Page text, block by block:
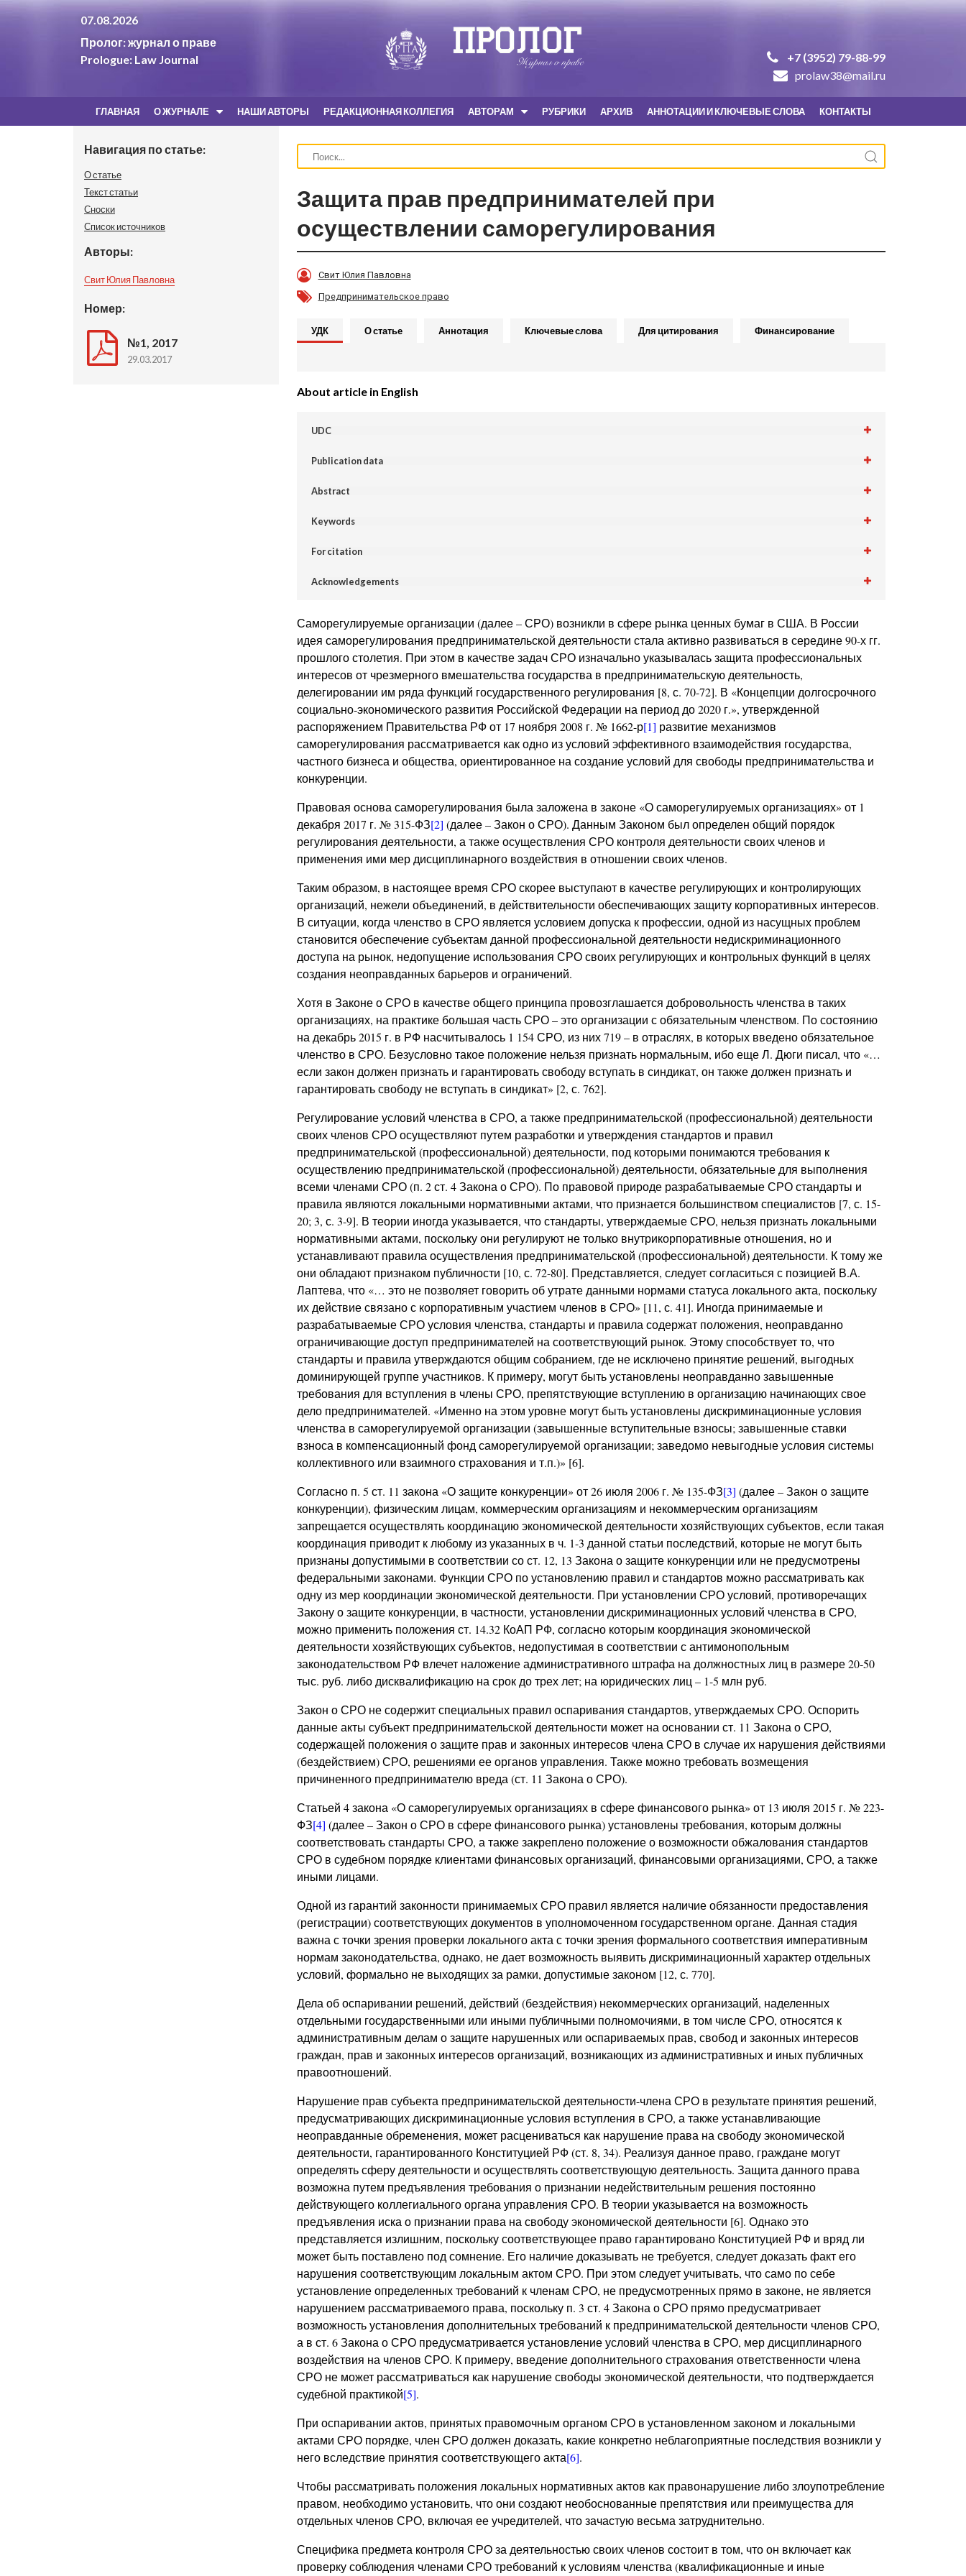
07.08.2026
Пролог: журнал о праве
Prologue: Law Journal
+7 (3952) 79-88-99
prolaw38@mail.ru
ГЛАВНАЯ О ЖУРНАЛЕ НАШИ АВТОРЫ РЕДАКЦИОННАЯ КОЛЛЕГИЯ АВТОРАМ РУБРИКИ АРХИВ АННОТАЦИИ И КЛЮЧЕВЫЕ СЛОВА КОНТАКТЫ
Навигация по статье:
О статье
Текст статьи
Сноски
Список источников
Авторы:
Свит Юлия Павловна
Номер:
№1, 2017
29.03.2017
Защита прав предпринимателей при
осуществлении саморегулирования
Свит Юлия Павловна
Предпринимательское право
УДК О статье Аннотация Ключевые слова Для цитирования Финансирование
About article in English
UDC
Publication data
Abstract
Keywords
For citation
Acknowledgements
Саморегулируемые организации (далее – СРО) возникли в сфере рынка ценных бумаг в США. В России
идея саморегулирования предпринимательской деятельности стала активно развиваться в середине 90-х гг.
прошлого столетия. При этом в качестве задач СРО изначально указывалась защита профессиональных
интересов от чрезмерного вмешательства государства в предпринимательскую деятельность,
делегировании им ряда функций государственного регулирования [8, с. 70-72]. В «Концепции долгосрочного
социально-экономического развития Российской Федерации на период до 2020 г.», утвержденной
распоряжением Правительства РФ от 17 ноября 2008 г. № 1662-р[1] развитие механизмов
саморегулирования рассматривается как одно из условий эффективного взаимодействия государства,
частного бизнеса и общества, ориентированное на создание условий для свободы предпринимательства и
конкуренции.
Правовая основа саморегулирования была заложена в законе «О саморегулируемых организациях» от 1
декабря 2017 г. № 315-ФЗ[2] (далее – Закон о СРО). Данным Законом был определен общий порядок
регулирования деятельности, а также осуществления СРО контроля деятельности своих членов и
применения ими мер дисциплинарного воздействия в отношении своих членов.
Таким образом, в настоящее время СРО скорее выступают в качестве регулирующих и контролирующих
организаций, нежели объединений, в действительности обеспечивающих защиту корпоративных интересов.
В ситуации, когда членство в СРО является условием допуска к профессии, одной из насущных проблем
становится обеспечение субъектам данной профессиональной деятельности недискриминационного
доступа на рынок, недопущение использования СРО своих регулирующих и контрольных функций в целях
создания неоправданных барьеров и ограничений.
Хотя в Законе о СРО в качестве общего принципа провозглашается добровольность членства в таких
организациях, на практике большая часть СРО – это организации с обязательным членством. По состоянию
на декабрь 2015 г. в РФ насчитывалось 1 154 СРО, из них 719 – в отраслях, в которых введено обязательное
членство в СРО. Безусловно такое положение нельзя признать нормальным, ибо еще Л. Дюги писал, что «…
если закон должен признать и гарантировать свободу вступать в синдикат, он также должен признать и
гарантировать свободу не вступать в синдикат» [2, с. 762].
Регулирование условий членства в СРО, а также предпринимательской (профессиональной) деятельности
своих членов СРО осуществляют путем разработки и утверждения стандартов и правил
предпринимательской (профессиональной) деятельности, под которыми понимаются требования к
осуществлению предпринимательской (профессиональной) деятельности, обязательные для выполнения
всеми членами СРО (п. 2 ст. 4 Закона о СРО). По правовой природе разрабатываемые СРО стандарты и
правила являются локальными нормативными актами, что признается большинством специалистов [7, с. 15-
20; 3, с. 3-9]. В теории иногда указывается, что стандарты, утверждаемые СРО, нельзя признать локальными
нормативными актами, поскольку они регулируют не только внутрикорпоративные отношения, но и
устанавливают правила осуществления предпринимательской (профессиональной) деятельности. К тому же
они обладают признаком публичности [10, с. 72-80]. Представляется, следует согласиться с позицией В.А.
Лаптева, что «… это не позволяет говорить об утрате данными нормами статуса локального акта, поскольку
их действие связано с корпоративным участием членов в СРО» [11, с. 41]. Иногда принимаемые и
разрабатываемые СРО условия членства, стандарты и правила содержат положения, неоправданно
ограничивающие доступ предпринимателей на соответствующий рынок. Этому способствует то, что
стандарты и правила утверждаются общим собранием, где не исключено принятие решений, выгодных
доминирующей группе участников. К примеру, могут быть установлены неоправданно завышенные
требования для вступления в члены СРО, препятствующие вступлению в организацию начинающих свое
дело предпринимателей. «Именно на этом уровне могут быть установлены дискриминационные условия
членства в саморегулируемой организации (завышенные вступительные взносы; завышенные ставки
взноса в компенсационный фонд саморегулируемой организации; заведомо невыгодные условия системы
коллективного или взаимного страхования и т.п.)» [6].
Согласно п. 5 ст. 11 закона «О защите конкуренции» от 26 июля 2006 г. № 135-ФЗ[3] (далее – Закон о защите
конкуренции), физическим лицам, коммерческим организациям и некоммерческим организациям
запрещается осуществлять координацию экономической деятельности хозяйствующих субъектов, если такая
координация приводит к любому из указанных в ч. 1-3 данной статьи последствий, которые не могут быть
признаны допустимыми в соответствии со ст. 12, 13 Закона о защите конкуренции или не предусмотрены
федеральными законами. Функции СРО по установлению правил и стандартов можно рассматривать как
одну из мер координации экономической деятельности. При установлении СРО условий, противоречащих
Закону о защите конкуренции, в частности, установлении дискриминационных условий членства в СРО,
можно применить положения ст. 14.32 КоАП РФ, согласно которым координация экономической
деятельности хозяйствующих субъектов, недопустимая в соответствии с антимонопольным
законодательством РФ влечет наложение административного штрафа на должностных лиц в размере 20-50
тыс. руб. либо дисквалификацию на срок до трех лет; на юридических лиц – 1-5 млн руб.
Закон о СРО не содержит специальных правил оспаривания стандартов, утверждаемых СРО. Оспорить
данные акты субъект предпринимательской деятельности может на основании ст. 11 Закона о СРО,
содержащей положения о защите прав и законных интересов члена СРО в случае их нарушения действиями
(бездействием) СРО, решениями ее органов управления. Также можно требовать возмещения
причиненного предпринимателю вреда (ст. 11 Закона о СРО).
Статьей 4 закона «О саморегулируемых организациях в сфере финансового рынка» от 13 июля 2015 г. № 223-
ФЗ[4] (далее – Закон о СРО в сфере финансового рынка) установлены требования, которым должны
соответствовать стандарты СРО, а также закреплено положение о возможности обжалования стандартов
СРО в судебном порядке клиентами финансовых организаций, финансовыми организациями, СРО, а также
иными лицами.
Одной из гарантий законности принимаемых СРО правил является наличие обязанности предоставления
(регистрации) соответствующих документов в уполномоченном государственном органе. Данная стадия
важна с точки зрения проверки локального акта с точки зрения формального соответствия императивным
нормам законодательства, однако, не дает возможность выявить дискриминационный характер отдельных
условий, формально не выходящих за рамки, допустимые законом [12, с. 770].
Дела об оспаривании решений, действий (бездействия) некоммерческих организаций, наделенных
отдельными государственными или иными публичными полномочиями, в том числе СРО, относятся к
административным делам о защите нарушенных или оспариваемых прав, свобод и законных интересов
граждан, прав и законных интересов организаций, возникающих из административных и иных публичных
правоотношений.
Нарушение прав субъекта предпринимательской деятельности-члена СРО в результате принятия решений,
предусматривающих дискриминационные условия вступления в СРО, а также устанавливающие
неоправданные обременения, может расцениваться как нарушение права на свободу экономической
деятельности, гарантированного Конституцией РФ (ст. 8, 34). Реализуя данное право, граждане могут
определять сферу деятельности и осуществлять соответствующую деятельность. Защита данного права
возможна путем предъявления требования о признании недействительным решения постоянно
действующего коллегиального органа управления СРО. В теории указывается на возможность
предъявления иска о признании права на свободу экономической деятельности [6]. Однако это
представляется излишним, поскольку соответствующее право гарантировано Конституцией РФ и вряд ли
может быть поставлено под сомнение. Его наличие доказывать не требуется, следует доказать факт его
нарушения соответствующим локальным актом СРО. При этом следует учитывать, что само по себе
установление определенных требований к членам СРО, не предусмотренных прямо в законе, не является
нарушением рассматриваемого права, поскольку п. 3 ст. 4 Закона о СРО прямо предусматривает
возможность установления дополнительных требований к предпринимательской деятельности членов СРО,
а в ст. 6 Закона о СРО предусматривается установление условий членства в СРО, мер дисциплинарного
воздействия на членов СРО. К примеру, введение дополнительного страхования ответственности члена
СРО не может рассматриваться как нарушение свободы экономической деятельности, что подтверждается
судебной практикой[5].
При оспаривании актов, принятых правомочным органом СРО в установленном законом и локальными
актами СРО порядке, член СРО должен доказать, какие конкретно неблагоприятные последствия возникли у
него вследствие принятия соответствующего акта[6].
Чтобы рассматривать положения локальных нормативных актов как правонарушение либо злоупотребление
правом, необходимо установить, что они создают необоснованные препятствия или преимущества для
отдельных членов СРО, включая ее учредителей, что зачастую весьма затруднительно.
Специфика предмета контроля СРО за деятельностью своих членов состоит в том, что он включает как
проверку соблюдения членами СРО требований к условиям членства (квалификационные и иные